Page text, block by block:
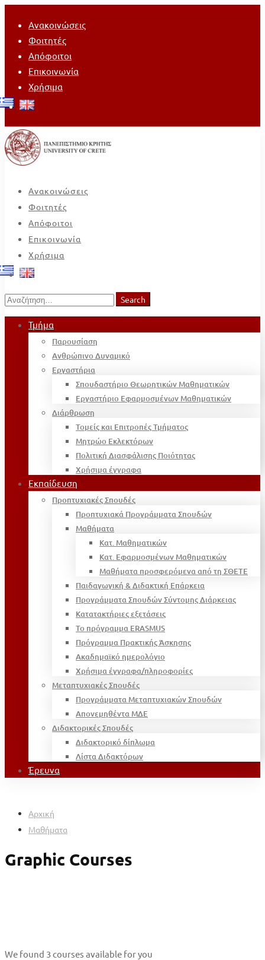
Ανακοινώσεις
Φοιτητές
Απόφοιτοι
Επικοινωνία
Χρήσιμα
Ανακοινώσεις
Φοιτητές
Απόφοιτοι
Επικοινωνία
Χρήσιμα
Search
for:
Search
Τμήμα
Παρουσίαση
Ανθρώπινο Δυναμικό
Εργαστήρια
Σπουδαστήριο Θεωρητικών Μαθηματικών
Εργαστήριο Εφαρμοσμένων Μαθηματικών
Διάρθρωση
Τομείς και Επιτροπές Τμήματος
Μητρώο Εκλεκτόρων
Πολιτική Διασφάλισης Ποιότητας
Χρήσιμα έγγραφα
Εκπαίδευση
Προπτυχιακές Σπουδές
Προπτυχιακά Προγράμματα Σπουδών
Μαθήματα
Κατ. Μαθηματικών
Κατ. Εφαρμοσμένων Μαθηματικών
Μαθήματα προσφερόμενα από τη ΣΘΕΤΕ
Παιδαγωγική & Διδακτική Επάρκεια
Προγράμματα Σπουδών Σύντομης Διάρκειας
Κατατακτήριες εξετάσεις
Το πρόγραμμα ERASMUS
Πρόγραμμα Πρακτικής Άσκησης
Ακαδημαϊκό ημερολόγιο
Χρήσιμα έγγραφα/πληροφορίες
Μεταπτυχιακές Σπουδές
Προγράμματα Μεταπτυχιακών Σπουδών
Απονεμηθέντα ΜΔΕ
Διδακτορικές Σπουδές
Διδακτορικό δίπλωμα
Λίστα Διδακτόρων
Έρευνα
Αρχική
Μαθήματα
Graphic Courses
We found 3courses available for you